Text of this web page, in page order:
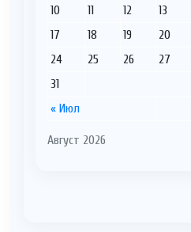
Август 2026
« Июл
10
11 12 13
17
18 19 20
24
25 26 27
31